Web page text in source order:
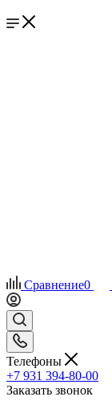
Сравнение0
Телефоны
+7 931 394-80-00
Заказать звонок